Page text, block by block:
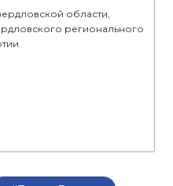
области,
регионального